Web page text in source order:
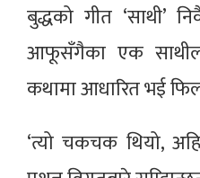
बुद्धको गीत ‘साथी’
आफूसँगैका एक
कथामा आधारित भई
‘त्यो चकचक थियो,